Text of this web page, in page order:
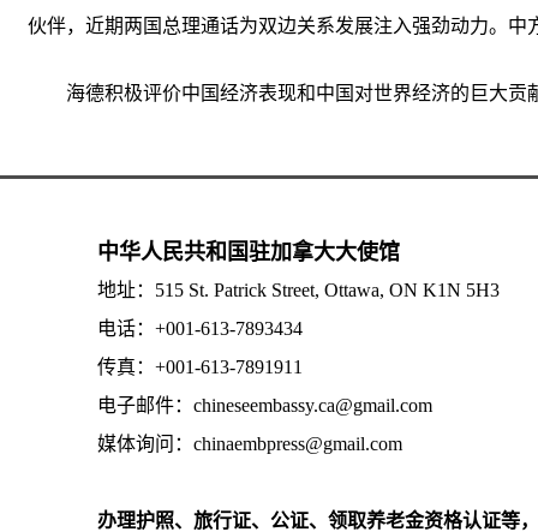
伙伴，近期两国总理通话为双边关系发展注入强劲动力。
海德积极评价中国经济表现和中国对世界经济的巨大
中华人民共和国驻加拿大大使馆
地址：515 St. Patrick Street, Ottawa, ON K1N 5H3
电话：+001-613-7893434
传真：+001-613-7891911
电子邮件：chineseembassy.ca@gmail.com
媒体询问：chinaembpress@gmail.com
办理护照、旅行证、公证、领取养老金资格认证等